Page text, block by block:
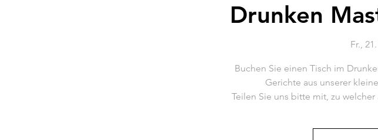
Drunken
Fr.,
Buchen Sie einen Tisch im
Gerichte aus unserer